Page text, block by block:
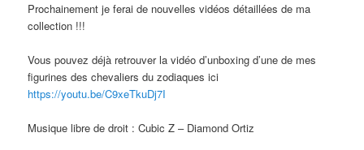
Prochainement je ferai de nouvelles vidéos détaillées de ma
collection !!!
Vous pouvez déjà retrouver la vidéo d’unboxing d’une de mes
figurines des chevaliers du zodiaques ici
https://youtu.be/C9xeTkuDj7I
Musique libre de droit : Cubic Z – Diamond Ortiz